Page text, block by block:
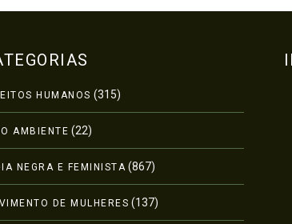
HUMANOS (315)
AMBIENTE (22)
NEGRA E FEMINISTA (867)
DE MULHERES (137)